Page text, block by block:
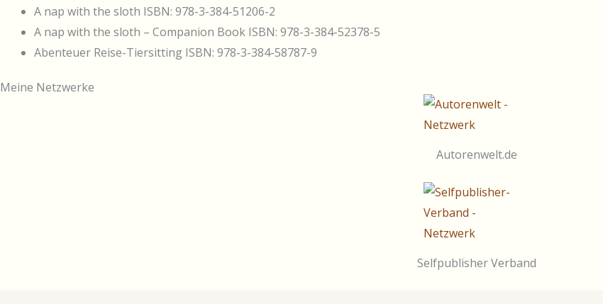
A nap with the sloth ISBN: 978-3-384-51206-2
A nap with the sloth – Companion Book ISBN: 978-3-384-52378-5
Abenteuer Reise-Tiersitting ISBN: 978-3-384-58787-9
Meine Netzwerke
Autorenwelt.de
Selfpublisher Verband